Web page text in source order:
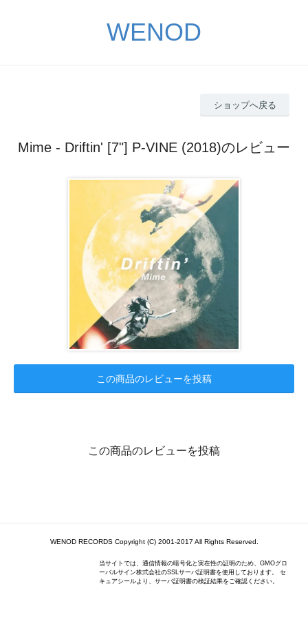
WENOD
ショップへ戻る
Mime - Driftin' [7"] P-VINE (2018)のレビュー
この商品のレビューを投稿
この商品のレビューを投稿
WENOD RECORDS Copyright (C) 2001-2017 All Rights Reserved.
当サイトでは、通信情報の暗号化と実在性の証明のため、GMOグロ
ーバルサイン株式会社のSSLサーバ証明書を使用しております。 セ
キュアシールより、サーバ証明書の検証結果をご確認ください。